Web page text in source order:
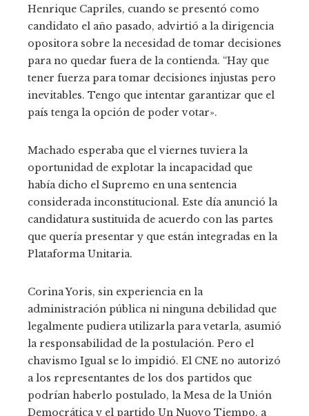
Henrique Capriles, cuando se presentó como
candidato el año pasado, advirtió a la dirigencia
opositora sobre la necesidad de tomar decisiones
para no quedar fuera de la contienda. “Hay que
tener fuerza para tomar decisiones injustas pero
inevitables. Tengo que intentar garantizar que el
país tenga la opción de poder votar».
Machado esperaba que el viernes tuviera la
oportunidad de explotar la incapacidad que
había dicho el Supremo en una sentencia
considerada inconstitucional. Este día anunció la
candidatura sustituida de acuerdo con las partes
que quería presentar y que están integradas en la
Plataforma Unitaria.
Corina Yoris, sin experiencia en la
administración pública ni ninguna debilidad que
legalmente pudiera utilizarla para vetarla, asumió
la responsabilidad de la postulación. Pero el
chavismo Igual se lo impidió. El CNE no autorizó
a los representantes de los dos partidos que
podrían haberlo postulado, la Mesa de la Unión
Democrática y el partido Un Nuovo Tiempo, a